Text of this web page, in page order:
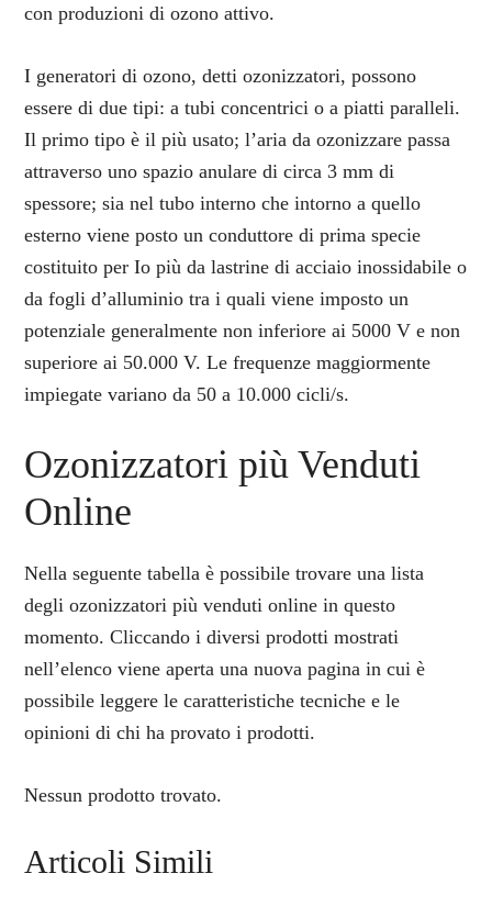
con produzioni di ozono attivo.
I generatori di ozono, detti ozonizzatori, possono
essere di due tipi: a tubi concentrici o a piatti paralleli.
Il primo tipo è il più usato; l’aria da ozonizzare passa
attraverso uno spazio anulare di circa 3 mm di
spessore; sia nel tubo interno che intorno a quello
esterno viene posto un conduttore di prima specie
costituito per Io più da lastrine di acciaio inossidabile o
da fogli d’alluminio tra i quali viene imposto un
potenziale generalmente non inferiore ai 5000 V e non
superiore ai 50.000 V. Le frequenze maggiormente
impiegate variano da 50 a 10.000 cicli/s.
Ozonizzatori più Venduti
Online
Nella seguente tabella è possibile trovare una lista
degli ozonizzatori più venduti online in questo
momento. Cliccando i diversi prodotti mostrati
nell’elenco viene aperta una nuova pagina in cui è
possibile leggere le caratteristiche tecniche e le
opinioni di chi ha provato i prodotti.
Nessun prodotto trovato.
Articoli Simili